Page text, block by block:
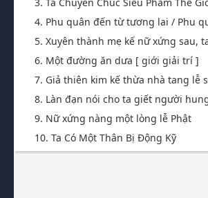
4. Phu quân đến từ tương lai / Phu
5. Xuyên thành mẹ kế nữ xứng sau,
6. Một đường ăn dưa [ giới giải trí ]
7. Giả thiên kim kế thừa nhà tang lễ
8. Làn đạn nói cho ta giết người
9. Nữ xứng nàng một lòng lễ Phật
10. Ta Có Một Thân Bị Động Kỹ